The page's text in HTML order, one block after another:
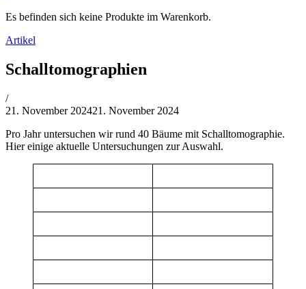
Es befinden sich keine Produkte im Warenkorb.
Artikel
Schalltomographien
von
Philipp
/
21. November 202421. November 2024
Pro Jahr untersuchen wir rund 40 Bäume mit Schalltomographie.
Hier einige aktuelle Untersuchungen zur Auswahl.